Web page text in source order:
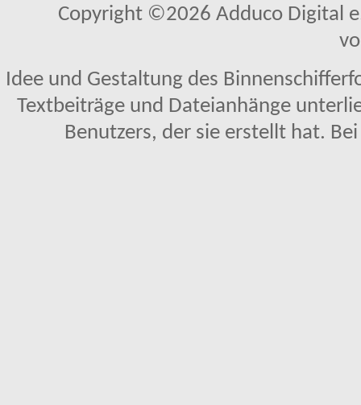
Copyright ©2026 Adduco Digital
Idee und Gestaltung des
Textbeiträge und Dateianhänge
Benutzers, der sie erstellt hat.